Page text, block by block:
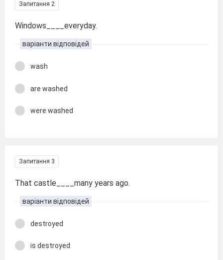
Запитання 2
Windows____everyday.
варіанти відповідей
wash
are washed
were washed
Запитання 3
That castle____many years ago.
варіанти відповідей
destroyed
is destroyed